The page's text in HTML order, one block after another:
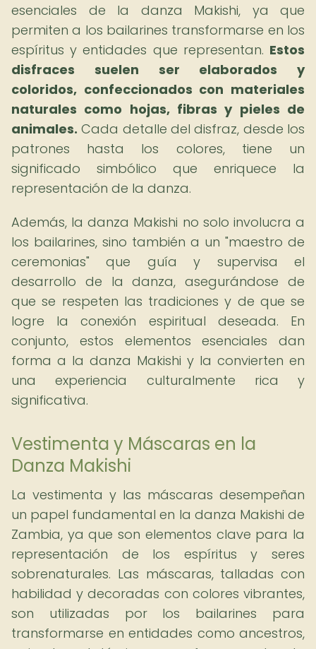
esenciales de la danza Makishi, ya que
permiten a los bailarines transformarse en los
espíritus y entidades que representan. Estos
disfraces suelen ser elaborados y
coloridos, confeccionados con materiales
naturales como hojas, fibras y pieles de
animales. Cada detalle del disfraz, desde los
patrones hasta los colores, tiene un
significado simbólico que enriquece la
representación de la danza.
Además, la danza Makishi no solo involucra a
los bailarines, sino también a un "maestro de
ceremonias" que guía y supervisa el
desarrollo de la danza, asegurándose de
que se respeten las tradiciones y de que se
logre la conexión espiritual deseada. En
conjunto, estos elementos esenciales dan
forma a la danza Makishi y la convierten en
una experiencia culturalmente rica y
significativa.
Vestimenta y Máscaras en la
Danza Makishi
La vestimenta y las máscaras desempeñan
un papel fundamental en la danza Makishi de
Zambia, ya que son elementos clave para la
representación de los espíritus y seres
sobrenaturales. Las máscaras, talladas con
habilidad y decoradas con colores vibrantes,
son utilizadas por los bailarines para
transformarse en entidades como ancestros,